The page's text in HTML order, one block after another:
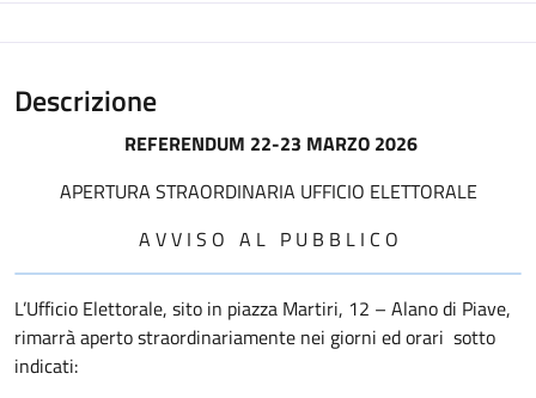
Descrizione
REFERENDUM 22-23 MARZO 2026
APERTURA STRAORDINARIA UFFICIO ELETTORALE
A V V I S O A L P U B B L I C O
L’Ufficio Elettorale, sito in piazza Martiri, 12 – Alano di Piave,
rimarrà aperto straordinariamente nei giorni ed orari sotto
indicati: